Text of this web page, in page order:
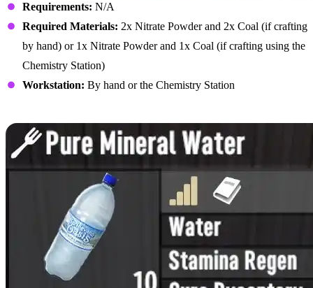
Requirements: N/A
Required Materials: 2x Nitrate Powder and 2x Coal (if crafting
by hand) or 1x Nitrate Powder and 1x Coal (if crafting using the
Chemistry Station)
Workstation: By hand or the Chemistry Station